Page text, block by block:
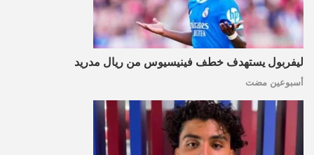
ليفربول يستهدف خطف فينيسيوس من ريال مدريد
أسبوعين مضت